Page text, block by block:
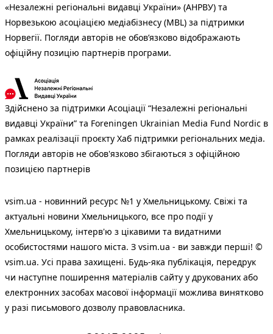
«Незалежні регіональні видавці України» (АНРВУ) та
Норвезькою асоціацією медіабізнесу (MBL) за підтримки
Норвегії. Погляди авторів не обов’язково відображають
офіційну позицію партнерів програми.
Здійснено за підтримки Асоціації “Незалежні регіональні
видавці України” та Foreningen Ukrainian Media Fund Nordic в
рамках реалізації проєкту Хаб підтримки регіональних медіа.
Погляди авторів не обов'язково збігаються з офіційною
позицією партнерів
vsim.ua - новинний ресурс №1 у Хмельницькому. Свіжі та
актуальні новини Хмельницького, все про події у
Хмельницькому, інтерв'ю з цікавими та видатними
особистостями нашого міста. З vsim.ua - ви завжди перші! ©
vsim.ua. Усі права захищені. Будь-яка публiкацiя, передрук
чи наступне поширення матеріалів сайту у друкованих або
електронних засобах масової інформації можлива винятково
у разі письмового дозволу правовласника.